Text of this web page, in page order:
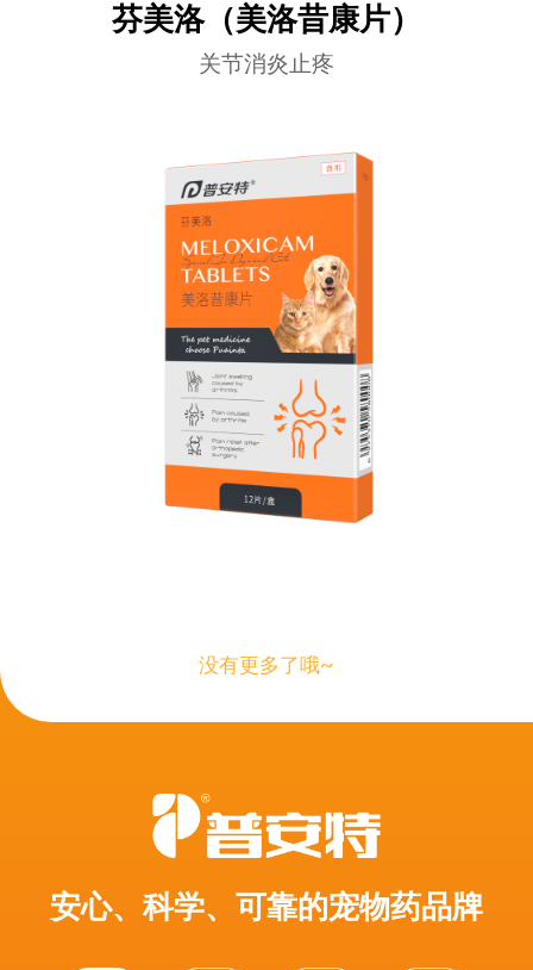
芬美洛（美洛昔康片）
关节消炎止疼
没有更多了哦~
安心、科学、可靠的宠物药品牌